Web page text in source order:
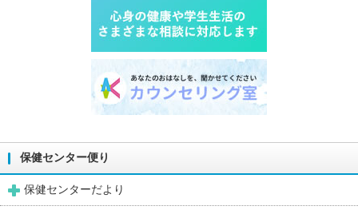
保健センター便り
保健センターだより